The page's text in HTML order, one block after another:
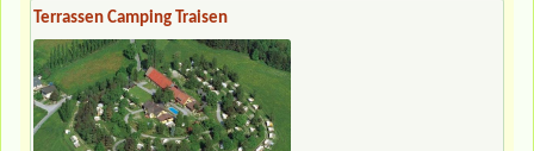
Terrassen Camping Traisen